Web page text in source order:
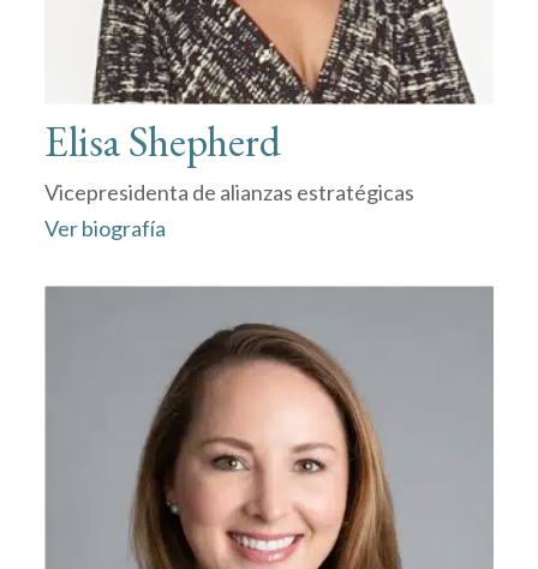
Elisa Shepherd
Vicepresidenta de alianzas estratégicas
Ver biografía